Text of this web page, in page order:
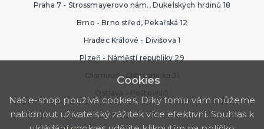
Praha 7 - Strossmayerovo nám., Dukelských hrdinů 18
Brno - Brno střed, Pekařská 12
Hradec Králové - Divišova 1
Plzeň - Náměstí republiky 29
Olomouc - Ostružnická 31
Ostrava - Poštovní 5
Cookies
Náš e-shop používá cookies. Díky tomu vám můžeme
nabídnout uživatelský zážitek více efektivní. Souhlas k